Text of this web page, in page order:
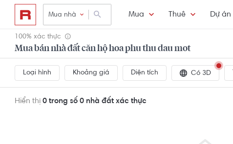
Mua nhà Mua Thuê Dự án
100% xác thực
Mua bán nhà đất căn hộ hoa phu thu dau mot
Loại hình Khoảng giá Diện tích Có 3D
Hiển thị 0 trong số 0 nhà đất xác thực